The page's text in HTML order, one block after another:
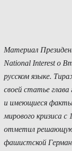
Материал
National Interest о
русском языке.
своей статье
и имеющиеся
мирового кризиса
отметил решающую
фашистской